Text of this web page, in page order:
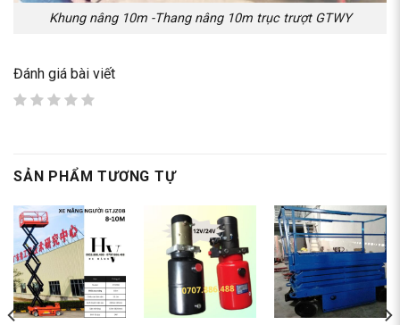
Khung nâng 10m -Thang nâng 10m trục trượt GTWY
Đánh giá bài viết
SẢN PHẨM TƯƠNG TỰ